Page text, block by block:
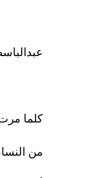
كلما
من